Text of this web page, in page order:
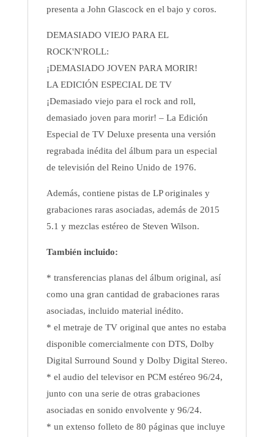
presenta a John Glascock en el bajo y coros.
DEMASIADO VIEJO PARA EL
ROCK'N'ROLL:
¡DEMASIADO JOVEN PARA MORIR!
LA EDICIÓN ESPECIAL DE TV
¡Demasiado viejo para el rock and roll,
demasiado joven para morir! – La Edición
Especial de TV Deluxe presenta una versión
regrabada inédita del álbum para un especial
de televisión del Reino Unido de 1976.
Además, contiene pistas de LP originales y
grabaciones raras asociadas, además de 2015
5.1 y mezclas estéreo de Steven Wilson.
También incluido:
* transferencias planas del álbum original, así
como una gran cantidad de grabaciones raras
asociadas, incluido material inédito.
* el metraje de TV original que antes no estaba
disponible comercialmente con DTS, Dolby
Digital Surround Sound y Dolby Digital Stereo.
* el audio del televisor en PCM estéreo 96/24,
junto con una serie de otras grabaciones
asociadas en sonido envolvente y 96/24.
* un extenso folleto de 80 páginas que incluye